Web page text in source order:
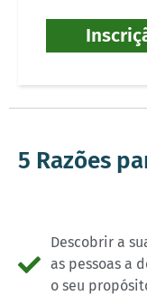
5 Razões
Descobrir a
as pessoas a
o seu